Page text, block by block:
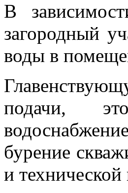
В
загородный
воды в
подачи,
бурение
и